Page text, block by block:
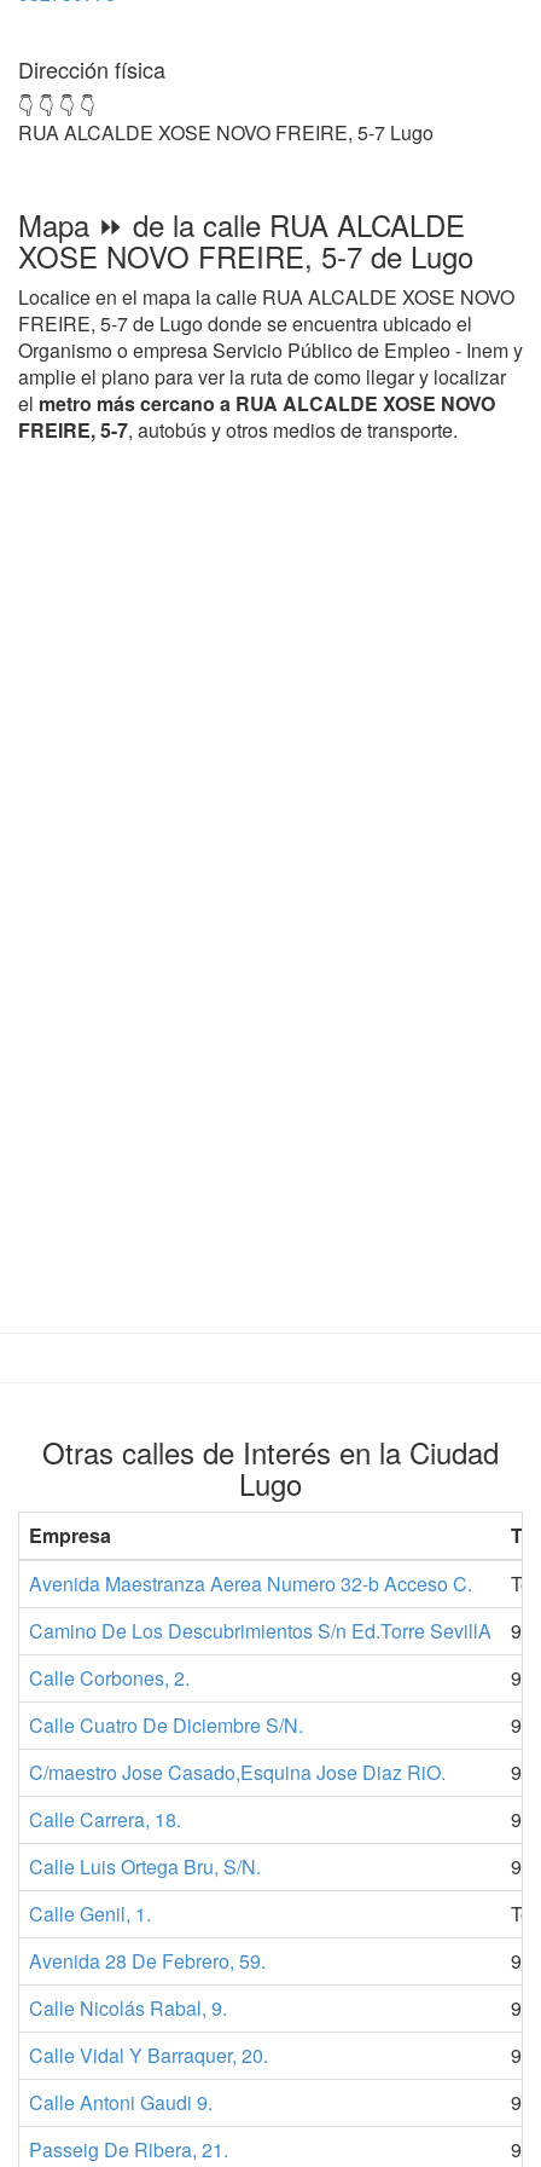
Dirección física
👇 👇 👇 👇
RUA ALCALDE XOSE NOVO FREIRE, 5-7 Lugo
Mapa ⏩ de la calle RUA ALCALDE
XOSE NOVO FREIRE, 5-7 de Lugo
Localice en el mapa la calle RUA ALCALDE XOSE NOVO
FREIRE, 5-7 de Lugo donde se encuentra ubicado el
Organismo o empresa Servicio Público de Empleo - Inem y
amplie el plano para ver la ruta de como llegar y localizar
el metro más cercano a RUA ALCALDE XOSE NOVO
FREIRE, 5-7, autobús y otros medios de transporte.
Otras calles de Interés en la Ciudad
Lugo
Empresa
Avenida Maestranza Aerea Numero 32-b Acceso C.
Camino De Los Descubrimientos S/n Ed.Torre SevillA
Calle Corbones, 2.
Calle Cuatro De Diciembre S/N.
C/maestro Jose Casado,Esquina Jose Diaz RiO.
Calle Carrera, 18.
Calle Luis Ortega Bru, S/N.
Calle Genil, 1.
Avenida 28 De Febrero, 59.
Calle Nicolás Rabal, 9.
Calle Vidal Y Barraquer, 20.
Calle Antoni Gaudi 9.
Passeig De Ribera, 21.